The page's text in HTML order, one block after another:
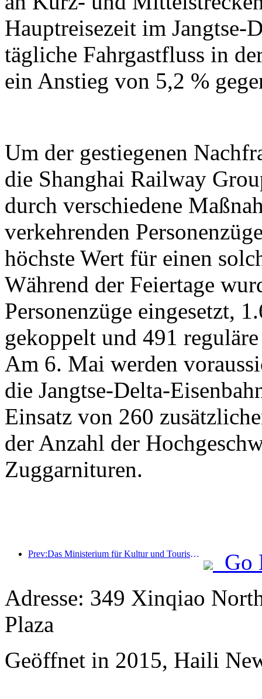
Hauptreisezeit im Jangtse-
tägliche Fahrgastfluss in
ein Anstieg von 5,2 %
Um der gestiegenen
die Shanghai Railway
durch verschiedene
verkehrenden
höchste Wert für einen
Während der Feiertage
Personenzüge eingesetzt,
gekoppelt und 491
Am 6. Mai werden
die Jangtse-Delta-
Einsatz von 260
der Anzahl der
Zuggarnituren.
Prev:Das Ministerium für Kultur und Tourismus gibt offiziell die Aktivitäten zum „19. Mai – Tag des chinesischen Tourismus“ bekannt und plant, über eine Milliarde Yuan an Subventionen für die Öffentlichkeit bereitzustellen.
Go
Adresse: 349 Xinqiao
Plaza
Geöffnet in 2015, Haili